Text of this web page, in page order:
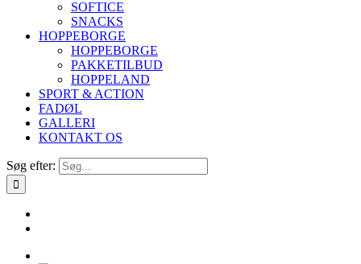
SOFTICE
SNACKS
HOPPEBORGE
HOPPEBORGE
PAKKETILBUD
HOPPELAND
SPORT & ACTION
FADØL
GALLERI
KONTAKT OS
Søg efter: